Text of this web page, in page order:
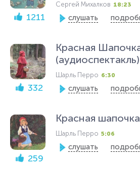
1211
Сергей Михалков 18:23
слушать
332
Красная
(аудиоспектакль)
Шарль Перро 6:30
слушать
259
Красная шапочка
Шарль Перро 5:06
слушать